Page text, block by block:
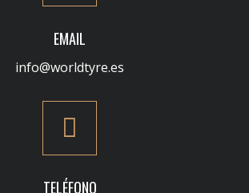
EMAIL
info@worldtyre.es
TELÉFONO